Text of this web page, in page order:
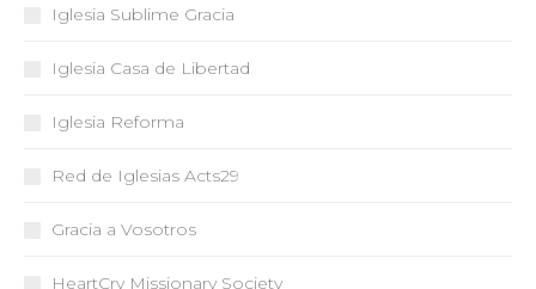
Iglesia Sublime Gracia
Iglesia Casa de Libertad
Iglesia Reforma
Red de Iglesias Acts29
Gracia a Vosotros
HeartCry Missionary Society